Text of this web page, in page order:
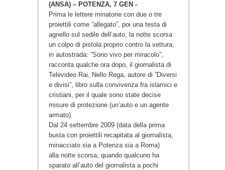
(ANSA) – POTENZA, 7 GEN -
Prima le lettere minatorie con due o tre
proiettili come ”allegato”, poi una testa di
agnello sul sedile dell’auto, la notte scorsa
un colpo di pistola proprio contro la vettura,
in autostrada: ”Sono vivo per miracolo”,
racconta qualche ora dopo, il giornalista di
Televideo Rai, Nello Rega, autore di ”Diversi
e divisi”, libro sulla convivenza fra islamici e
cristiani, per il quale sono state decise
misure di protezione (un’auto e un agente
armato).
Dal 24 settembre 2009 (data della prima
busta con proiettili recapitata al giornalista,
minacciato sia a Potenza sia a Roma)
alla notte scorsa, quando qualcuno ha
sparato all’auto del giornalista a pochi